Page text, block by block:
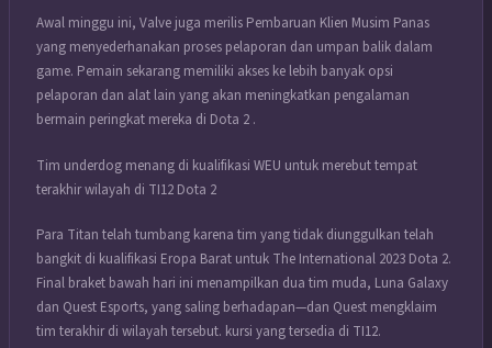
Awal minggu ini, Valve juga merilis Pembaruan Klien Musim Panas
yang menyederhanakan proses pelaporan dan umpan balik dalam
game. Pemain sekarang memiliki akses ke lebih banyak opsi
pelaporan dan alat lain yang akan meningkatkan pengalaman
bermain peringkat mereka di Dota 2 .
Tim underdog menang di kualifikasi WEU untuk merebut tempat
terakhir wilayah di TI12 Dota 2
Para Titan telah tumbang karena tim yang tidak diunggulkan telah
bangkit di kualifikasi Eropa Barat untuk The International 2023 Dota 2.
Final braket bawah hari ini menampilkan dua tim muda, Luna Galaxy
dan Quest Esports, yang saling berhadapan—dan Quest mengklaim
tim terakhir di wilayah tersebut. kursi yang tersedia di TI12.